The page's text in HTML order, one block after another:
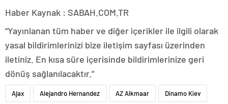
Haber Kaynak : SABAH.COM.TR
“Yayınlanan tüm haber ve diğer içerikler ile ilgili olarak
yasal bildirimlerinizi bize iletişim sayfası üzerinden
iletiniz. En kısa süre içerisinde bildirimlerinize geri
dönüş sağlanılacaktır.”
Ajax Alejandro Hernandez AZ Alkmaar Dinamo Kiev